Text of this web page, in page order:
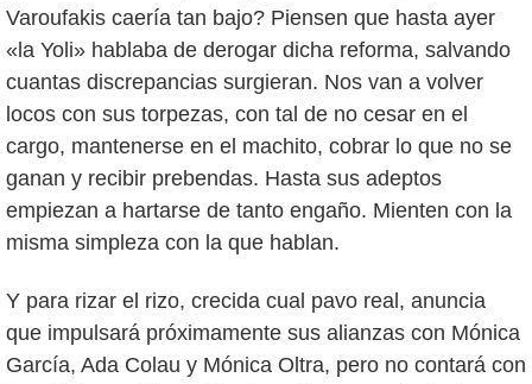
Varoufakis caería tan bajo? Piensen que hasta ayer
«la Yoli» hablaba de derogar dicha reforma, salvando
cuantas discrepancias surgieran. Nos van a volver
locos con sus torpezas, con tal de no cesar en el
cargo, mantenerse en el machito, cobrar lo que no se
ganan y recibir prebendas. Hasta sus adeptos
empiezan a hartarse de tanto engaño. Mienten con la
misma simpleza con la que hablan.
Y para rizar el rizo, crecida cual pavo real, anuncia
que impulsará próximamente sus alianzas con Mónica
García, Ada Colau y Mónica Oltra, pero no contará con